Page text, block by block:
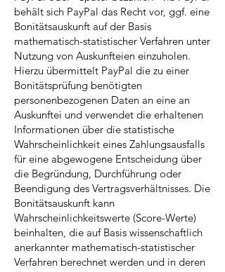
behält sich PayPal das Recht vor, ggf. eine
Bonitätsauskunft auf der Basis
mathematisch-statistischer Verfahren unter
Nutzung von Auskunfteien einzuholen.
Hierzu übermittelt PayPal die zu einer
Bonitätsprüfung benötigten
personenbezogenen Daten an eine an
Auskunftei und verwendet die erhaltenen
Informationen über die statistische
Wahrscheinlichkeit eines Zahlungsausfalls
für eine abgewogene Entscheidung über
die Begründung, Durchführung oder
Beendigung des Vertragsverhältnisses. Die
Bonitätsauskunft kann
Wahrscheinlichkeitswerte (Score-Werte)
beinhalten, die auf Basis wissenschaftlich
anerkannter mathematisch-statistischer
Verfahren berechnet werden und in deren